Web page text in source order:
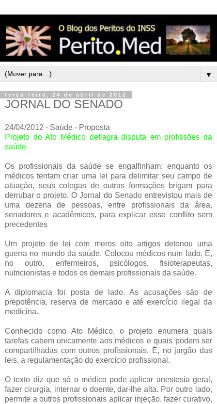
▼
terça-feira, 24 de abril de 2012
JORNAL DO SENADO
24/04/2012 - Saúde - Proposta
Projeto do Ato Médico deflagra disputa em profissões da
saúde
Os profissionais da saúde se engalfinham: enquanto os
médicos tentam criar uma lei para delimitar seu campo de
atuação, seus colegas de outras formações brigam para
derrubar o projeto. O Jornal do Senado entrevistou mais de
uma dezena de pessoas, entre profissionais da área,
senadores e acadêmicos, para explicar esse conflito sem
precedentes
Um projeto de lei com meros oito artigos detonou uma
guerra no mundo da saúde. Colocou médicos num lado. E,
no outro, enfermeiros, psicólogos, fisioterapeutas,
nutricionistas e todos os demais profissionais da saúde.
A diplomacia foi posta de lado. As acusações são de
prepotência, reserva de mercado e até exercício ilegal da
medicina.
Conhecido como Ato Médico, o projeto enumera quais
tarefas cabem unicamente aos médicos e quais podem ser
compartilhadas com outros profissionais. É, no jargão das
leis, a regulamentação do exercício profissional.
O texto diz que só o médico pode aplicar anestesia geral,
fazer cirurgia, internar o doente, dar-lhe alta. Por outro lado,
permite a outros profissionais aplicar injeção, fazer curativo,